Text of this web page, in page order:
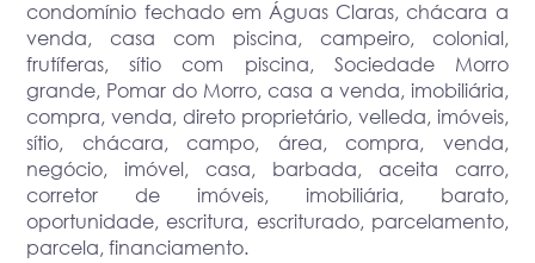
condomínio fechado em Águas Claras, chácara a
venda, casa com piscina, campeiro, colonial,
frutíferas, sítio com piscina, Sociedade Morro
grande, Pomar do Morro, casa a venda, imobiliária,
compra, venda, direto proprietário, velleda, imóveis,
sítio, chácara, campo, área, compra, venda,
negócio, imóvel, casa, barbada, aceita carro,
corretor de imóveis, imobiliária, barato,
oportunidade, escritura, escriturado, parcelamento,
parcela, financiamento.